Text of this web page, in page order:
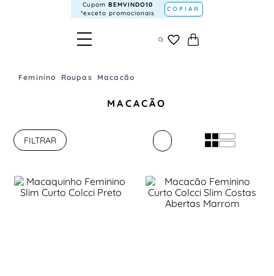
Cupom BEMVINDO10
*exceto promocionais
COPIAR
Feminino Roupas Macacão
MACACÃO
FILTRAR